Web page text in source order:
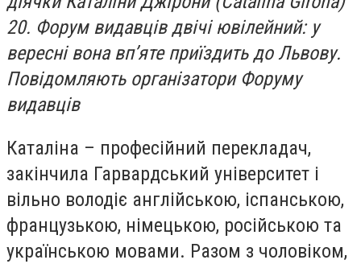
20. Форум видавців двічі ювілейний: у
вересні вона вп’яте приїздить до Львову.
Повідомляють організатори Форуму
видавців
Каталіна – професійний перекладач,
закінчила Гарвардський університет і
вільно володіє англійською, іспанською,
французькою, німецькою, російською та
українською мовами. Разом з чоловіком,